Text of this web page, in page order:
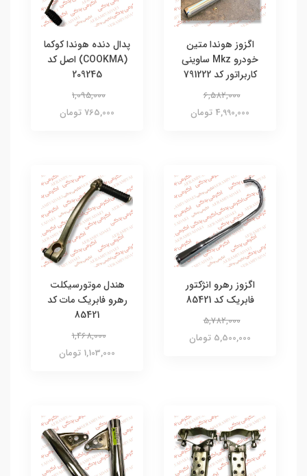
اگزوز هوندا متین
خودرو Mkz ساوینی
کاربراتور کد 791222
6,582,000
4,990,000 تومان
پدال دنده هوندا کوکما
(COOKMA) اصل کد
209245
1,095,000
765,000 تومان
اگزوز رهرو انژکتور
فابریک کد 85421
5,782,000
5,500,000 تومان
هندل موتورسیکلت
رهرو فابریک مات کد
85421
1,468,000
1,103,000 تومان